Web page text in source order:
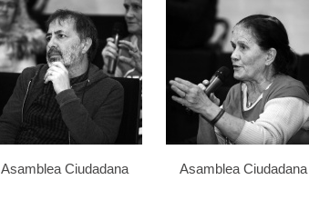
Asamblea Ciudadana Asamblea Ciudadana